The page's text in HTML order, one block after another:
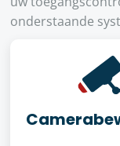
onderstaande